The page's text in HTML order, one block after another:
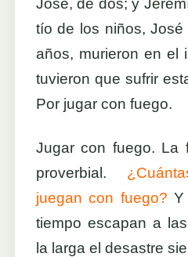
José, de dos; y
tío de los niños, José
años, murieron en el
tuvieron que sufrir
Por jugar con fuego.
Jugar con fuego. La
proverbial.
juegan con fuego? Y
tiempo escapan a
la larga el desastre